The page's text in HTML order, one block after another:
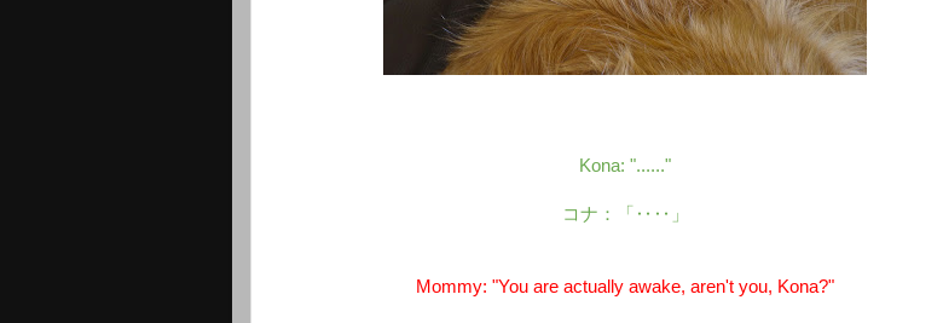
Kona: "......"
コナ：「‥‥」
Mommy: "You are actually awake, aren't you, Kona?"